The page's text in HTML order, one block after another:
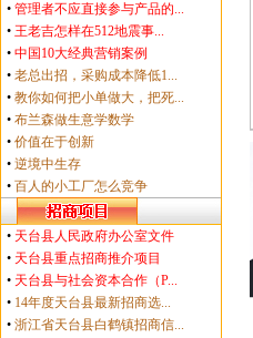
• 管理者不应直接参与产品的...
• 王老吉怎样在512地震事...
• 中国10大经典营销案例
• 老总出招，采购成本降低1...
• 教你如何把小单做大，把死...
• 布兰森做生意学数学
• 价值在于创新
• 逆境中生存
• 百人的小工厂怎么竞争
• 天台县人民政府办公室文件
• 天台县重点招商推介项目
• 天台县与社会资本合作（P...
• 14年度天台县最新招商选...
• 浙江省天台县白鹤镇招商信...